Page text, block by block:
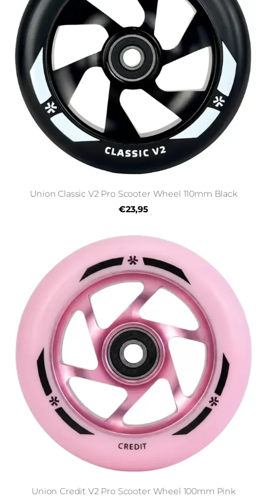
Union Classic V2 Pro Scooter Wheel 110mm Black
€23,95
Union Credit V2 Pro Scooter Wheel 100mm Pink